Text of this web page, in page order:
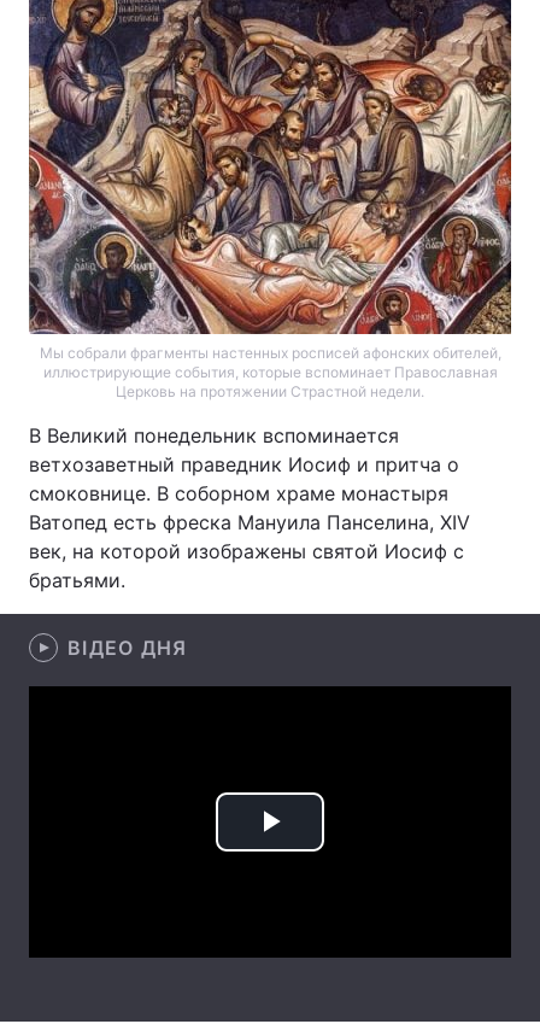
Головна Війна
Україна Політика
Економіка Світ
Спорт Наука
Техно і зв'язок Лайт
Зброя Інциденти
Цікавинки Погода
Екологія Регіони
Лонгріди
Відео з Youtube
Мы собрали фрагменты настенных росписей афонских обителей,
иллюстрирующие события, которые вспоминает Православная
Церковь на протяжении Страстной недели.
В Великий понедельник вспоминается
ветхозаветный праведник Иосиф и притча о
смоковнице. В соборном храме монастыря
Ватопед есть фреска Мануила Панселина, XIV
век, на которой изображены святой Иосиф с
братьями.
ВІДЕО ДНЯ
Play